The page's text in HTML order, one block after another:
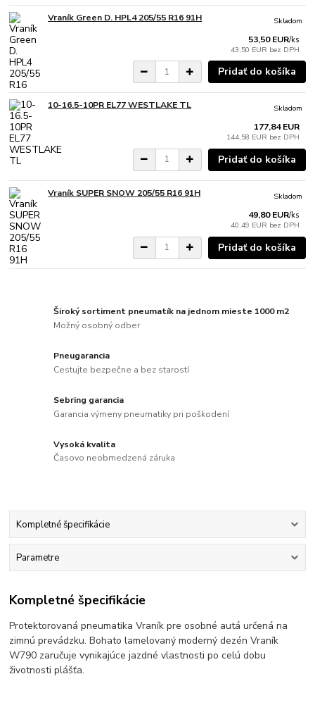
Vraník Green D. HPL4 205/55 R16 91H
53,50 EUR/ks
43,50 EUR bez DPH
Skladom
Pridať do košíka
10-16.5-10PR EL77 WESTLAKE TL
177,84 EUR
144,58 EUR bez DPH
Skladom
Pridať do košíka
Vraník SUPER SNOW 205/55 R16 91H
49,80 EUR/ks
40,49 EUR bez DPH
Skladom
Pridať do košíka
Široký sortiment pneumatík na jednom mieste 1000 m2
Možný osobný odber
Pneugarancia
Cestujte bezpečne a bez starostí
Sebring garancia
Garancia výmeny pneumatiky pri poškodení
Vysoká kvalita
Časovo neobmedzená záruka
Kompletné špecifikácie
Parametre
Kompletné špecifikácie
Protektorovaná pneumatika Vraník pre osobné autá určená na
zimnú prevádzku. Bohato lamelovaný moderný dezén Vraník
W790 zaručuje vynikajúce jazdné vlastnosti po celú dobu
životnosti plášťa.